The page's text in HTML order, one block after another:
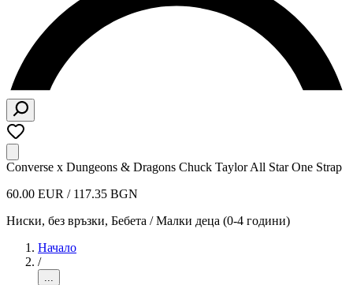
Converse x Dungeons & Dragons Chuck Taylor All Star One Strap
60.00 EUR / 117.35 BGN
Ниски, без връзки, Бебета / Малки деца (0-4 години)
Начало
/
...